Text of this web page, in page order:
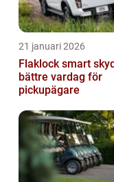
21 januari 2026
Flaklock smart skydd och
bättre vardag för
pickupägare